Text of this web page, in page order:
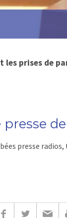
prises de
presse
presse